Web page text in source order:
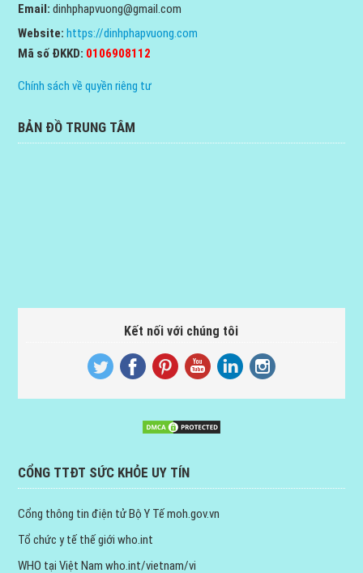
Email: dinhphapvuong@gmail.com
Website: https://dinhphapvuong.com
Mã số ĐKKD: 0106908112
Chính sách về quyền riêng tư
BẢN ĐỒ TRUNG TÂM
Kết nối với chúng tôi
CỔNG TTĐT SỨC KHỎE UY TÍN
Cổng thông tin điện tử Bộ Y Tếmoh.gov.vn
Tổ chức y tế thế giới who.int
WHO tại Việt Nam who.int/vietnam/vi